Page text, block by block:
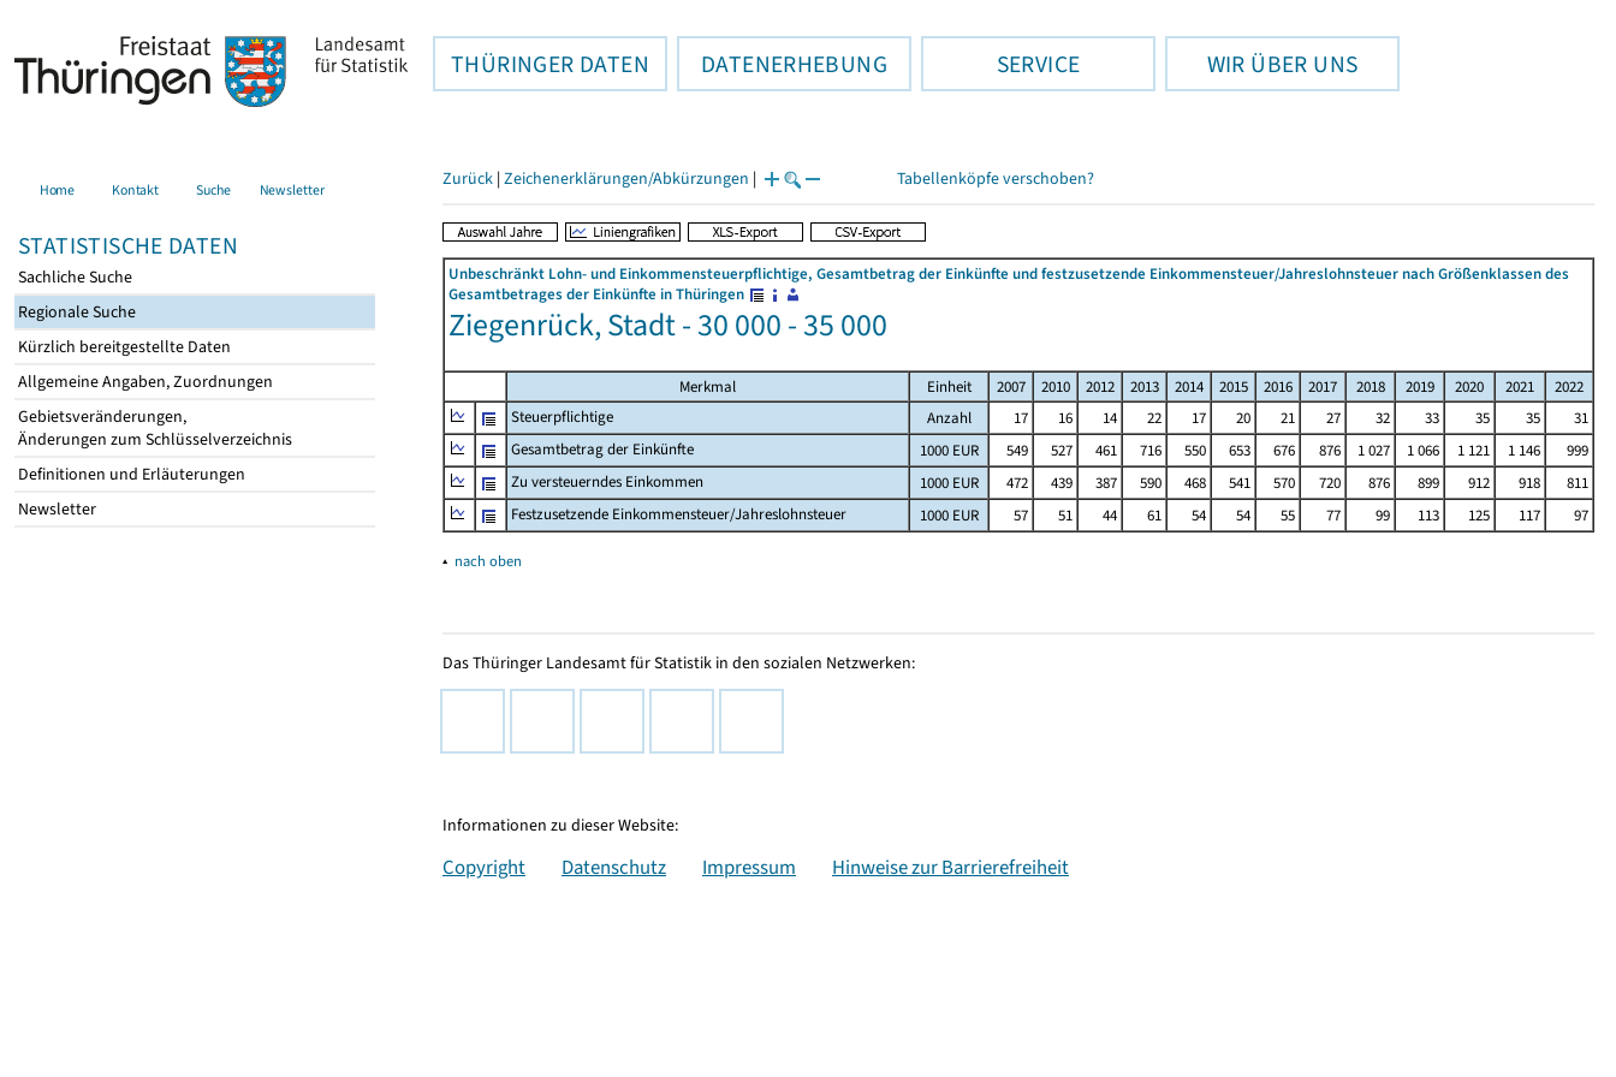
THÜRINGER DATEN DATENERHEBUNG SERVICE WIR ÜBER UNS
Home Kontakt Suche Newsletter
STATISTISCHE DATEN
Sachliche Suche
Regionale Suche
Kürzlich bereitgestellte Daten
Allgemeine Angaben, Zuordnungen
Gebietsveränderungen,
Änderungen zum Schlüsselverzeichnis
Definitionen und Erläuterungen
Newsletter
Zurück | Zeichenerklärungen/Abkürzungen | Tabellenköpfe verschoben?
Unbeschränkt Lohn- und Einkommensteuerpflichtige, Gesamtbetrag der Einkünfte und festzusetzende Einkommensteuer/Jahreslohnsteuer nach Größenklassen des
Gesamtbetrages der Einkünfte in Thüringen
Ziegenrück, Stadt - 30 000 - 35 000
Merkmal Einheit 2007 2010 2012 2013 2014 2015 2016 2017 2018 2019 2020 2021
2022
Steuerpflichtige
Anzahl 17 16 14 22 17 20 21 27 32 33 35 35
31
Gesamtbetrag der Einkünfte
1000 EUR 549 527 461 716 550 653 676 876 1 027 1 066 1 121 1 146
999
Zu versteuerndes Einkommen
1000 EUR 472 439 387 590 468 541 570 720 876 899 912 918
811
Festzusetzende Einkommensteuer/Jahreslohnsteuer
1000 EUR 57 51 44 61 54 54 55 77 99 113 125 117 97
▴ nach oben
Das Thüringer Landesamt für Statistik in den sozialen Netzwerken:
Informationen zu dieser Website:
Copyright Datenschutz Impressum Hinweise zur Barrierefreiheit